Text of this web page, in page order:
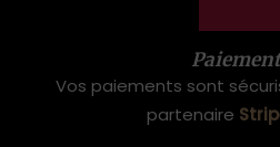
Vos paiements sont
partenaire